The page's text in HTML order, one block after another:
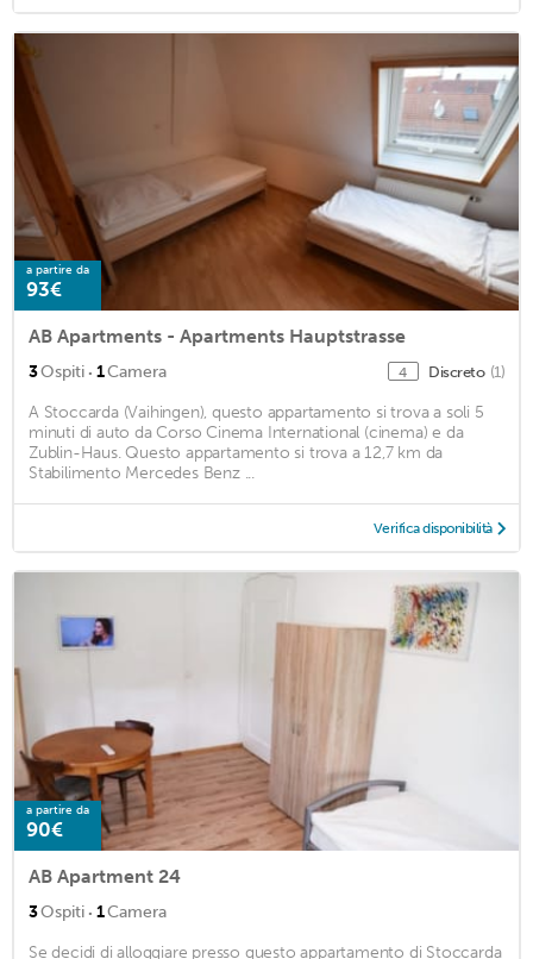
a partire da
93€
AB Apartments - Apartments Hauptstrasse
3Ospiti · 1Camera 4 Discreto (1)
A Stoccarda (Vaihingen), questo appartamento si trova a soli 5
minuti di auto da Corso Cinema International (cinema) e da
Zublin-Haus. Questo appartamento si trova a 12,7 km da
Stabilimento Mercedes Benz ...
Verifica disponibilità
a partire da
90€
AB Apartment 24
3Ospiti · 1Camera
Se decidi di alloggiare presso questo appartamento di Stoccarda